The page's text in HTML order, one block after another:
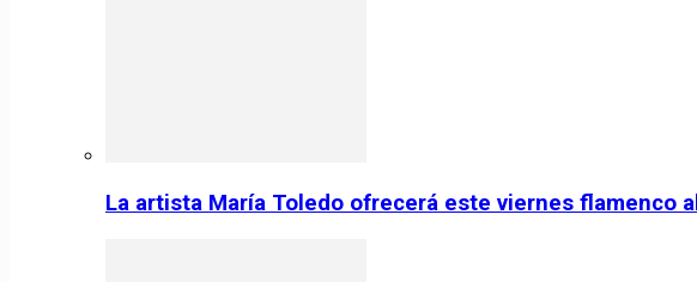
La artista María Toledo ofrecerá este viernes flamenco